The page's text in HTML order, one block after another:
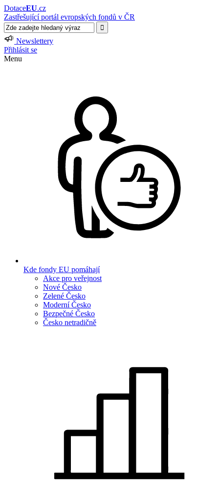
DotaceEU.cz
Zastřešující portál evropských fondů v ČR
Newslettery
Přihlásit se
Menu
Kde fondy EU pomáhají
Akce pro veřejnost
Nové Česko
Zelené Česko
Moderní Česko
Bezpečné Česko
Česko netradičně